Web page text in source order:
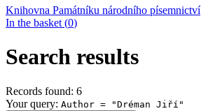
Knihovna Památníku národního písemnictví
In the basket (0)
Search results
Records found: 6
Your query: Author = "Dréman Jiří"